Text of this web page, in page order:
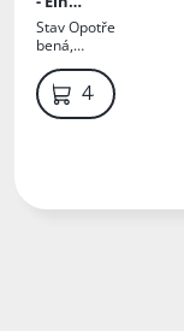
Bilderbuc
h für die
Kleinen
StavOpotře
bená,
tabule u
hřbetů,
zašlé, u
449 Kč